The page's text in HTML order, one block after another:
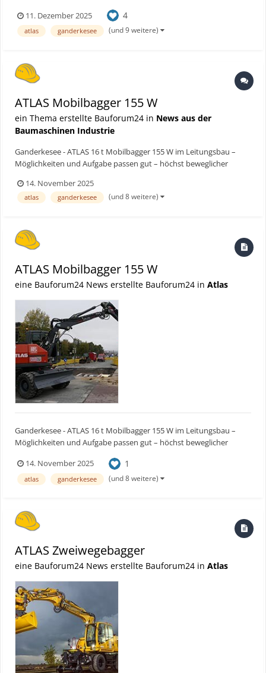
Schwenkmotor Möglichkeiten gewonnen. Bauforum24 Artikel
(14.11.2025): ATLAS Mobilbagger 155 W Der 26-t...
11. Dezember 2025 4
atlas ganderkesee (und 9 weitere)
ATLAS Mobilbagger 155 W
ein Thema erstellte Bauforum24 in News aus der
Baumaschinen Industrie
Ganderkesee - ATLAS 16 t Mobilbagger 155 W im Leitungsbau –
Möglichkeiten und Aufgabe passen gut – höchst beweglicher
arbeiten – standfest und freundlich fürs Umfeld Bauforum24
Artikel (01.08.2025): ATLAS Mobilbagger 175 Wsr St...
14. November 2025
atlas ganderkesee (und 8 weitere)
ATLAS Mobilbagger 155 W
eine Bauforum24 News erstellte Bauforum24 in Atlas
Ganderkesee - ATLAS 16 t Mobilbagger 155 W im Leitungsbau –
Möglichkeiten und Aufgabe passen gut – höchst beweglicher
arbeiten – standfest und freundlich fürs Umfeld Bauforum24
Artikel (01.08.2025): ATLAS Mobilbagger 175 Wsr St...
14. November 2025 1
atlas ganderkesee (und 8 weitere)
ATLAS Zweiwegebagger
eine Bauforum24 News erstellte Bauforum24 in Atlas